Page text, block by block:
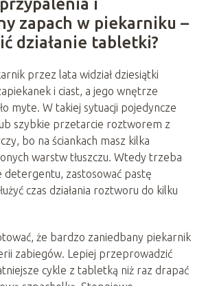
i
zapach w piekarniku –
działanie tabletki?
przez lata widział dziesiątki
i ciast, a jego wnętrze
myte. W takiej sytuacji pojedyncze
szybkie przetarcie roztworem z
bo na ściankach masz kilka
warstw tłuszczu. Wtedy trzeba
detergentu, zastosować pastę
czas działania roztworu do kilku
że bardzo zaniedbany piekarnik
zabiegów. Lepiej przeprowadzić
cykle z tabletką niż raz drapać